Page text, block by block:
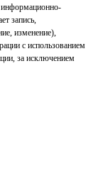
информационно-
запись,
изменение),
с использованием
за исключением